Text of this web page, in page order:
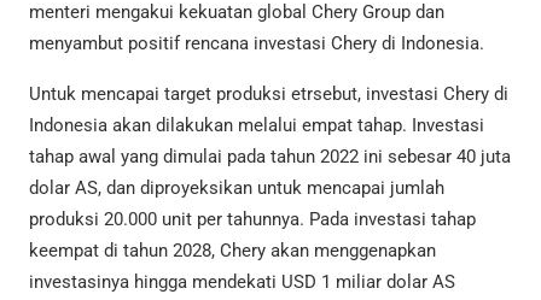
menteri mengakui kekuatan global Chery Group dan
menyambut positif rencana investasi Chery di Indonesia.
Untuk mencapai target produksi etrsebut, investasi Chery di
Indonesia akan dilakukan melalui empat tahap. Investasi
tahap awal yang dimulai pada tahun 2022 ini sebesar 40 juta
dolar AS, dan diproyeksikan untuk mencapai jumlah
produksi 20.000 unit per tahunnya. Pada investasi tahap
keempat di tahun 2028, Chery akan menggenapkan
investasinya hingga mendekati USD 1 miliar dolar AS